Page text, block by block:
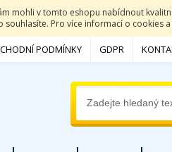
mohli v tomto eshopu nabídnout
souhlasíte. Pro více informací o cookies
PODMÍNKY GDPR